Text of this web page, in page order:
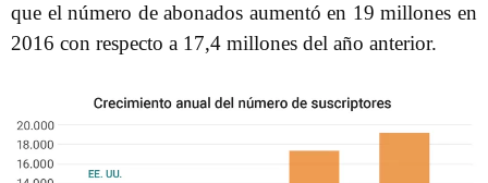
que el número de abonados aumentó en 19 millones en
2016 con respecto a 17,4 millones del año anterior.